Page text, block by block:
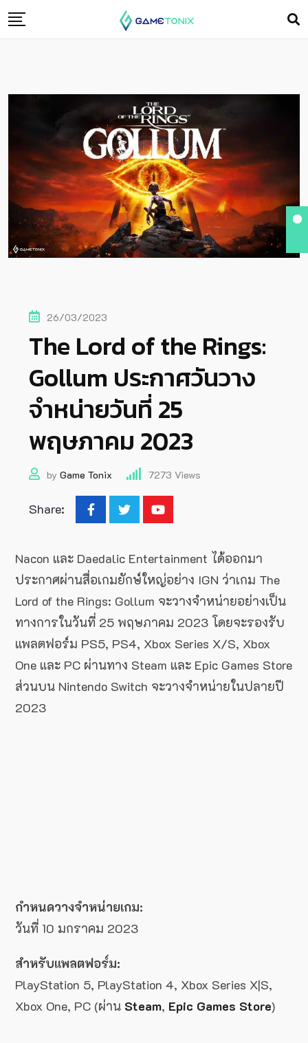
26/03/2023
The Lord of the Rings:
Gollum ประกาศวันวาง
จำหน่ายวันที่ 25
พฤษภาคม 2023
by Game Tonix 7273 Views
Share:
Nacon และ Daedalic Entertainment ได้ออกมา
ประกาศผ่านสื่อเกมยักษ์ใหญ่อย่าง IGN ว่าเกม The
Lord of the Rings: Gollum จะวางจำหน่ายอย่างเป็น
ทางการในวันที่ 25 พฤษภาคม 2023 โดยจะรองรับ
แพลตฟอร์ม PS5, PS4, Xbox Series X/S, Xbox
One และ PC ผ่านทาง Steam และ Epic Games Store
ส่วนบน Nintendo Switch จะวางจำหน่ายในปลายปี
2023
กำหนดวางจำหน่ายเกม:
วันที่ 10 มกราคม 2023
สำหรับแพลตฟอร์ม:
PlayStation 5, PlayStation 4, Xbox Series X|S,
Xbox One, PC (ผ่าน Steam, Epic Games Store)